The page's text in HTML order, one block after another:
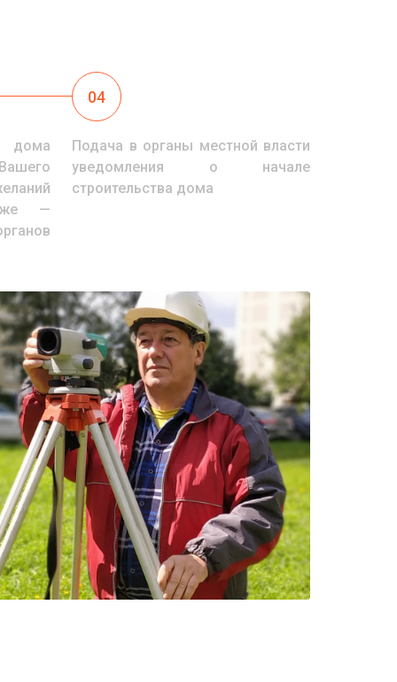
—
04
Подача в органы местной власти
уведомления о начале
строительства дома